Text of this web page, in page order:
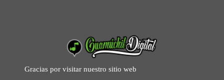
Gracias por visitar nuestro sitio web